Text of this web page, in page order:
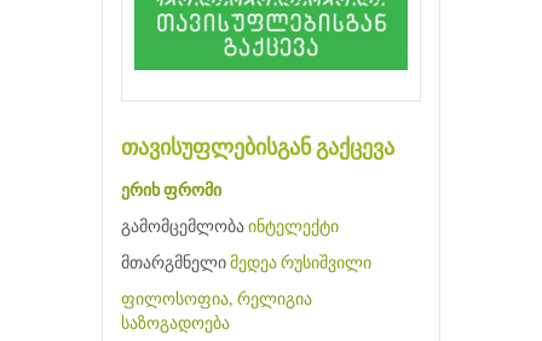
თავისუფლებისგან გაქცევა
ერიხ ფრომი
გამომცემლობა ინტელექტი
მთარგმნელი მედეა რუსიშვილი
ფილოსოფია, რელიგია
საზოგადოება